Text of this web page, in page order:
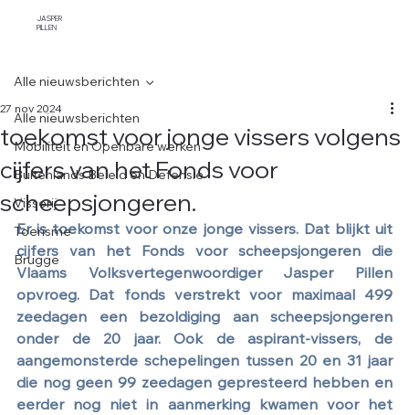
JASPER
PILLEN
Alle nieuwsberichten
Mobiliteit en Openbare werken
Buitenlands Beleid en Defensie
Visserij
Toerisme
Brugge
Alle nieuwsberichten
toekomst voor jonge vissers volgens
cijfers van het Fonds voor
scheepsjongeren.
27 nov 2024
Er is toekomst voor onze jonge vissers. Dat blijkt uit
cijfers van het Fonds voor scheepsjongeren die
Vlaams Volksvertegenwoordiger Jasper Pillen
opvroeg. Dat fonds verstrekt voor maximaal 499
zeedagen een bezoldiging aan scheepsjongeren
onder de 20 jaar. Ook de aspirant-vissers, de
aangemonsterde schepelingen tussen 20 en 31 jaar
die nog geen 99 zeedagen gepresteerd hebben en
eerder nog niet in aanmerking kwamen voor het